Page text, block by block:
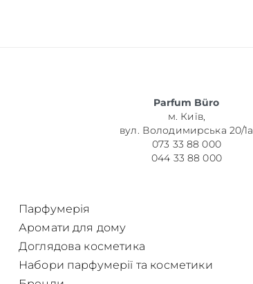
Parfum Büro
м. Київ,
вул. Володимирська 20/1а
073 33 88 000
044 33 88 000
Парфумерія
Аромати для дому
Доглядова косметика
Набори парфумерії та косметики